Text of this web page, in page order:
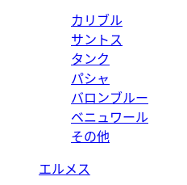
カリブル
サントス
タンク
パシャ
バロンブルー
ベニュワール
その他
エルメス